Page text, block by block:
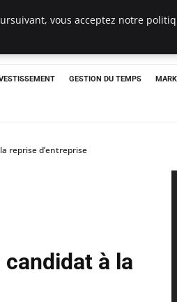
GESTION DU TEMPS
reprise d’entreprise
candidat à la
vous acceptez notre